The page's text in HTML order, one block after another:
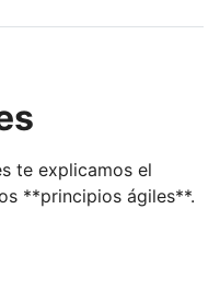
te explicamos el
**principios ágiles**.